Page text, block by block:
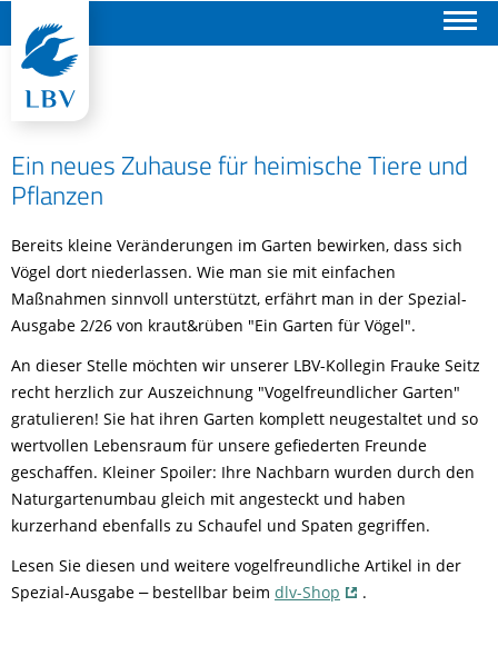
Ein neues Zuhause für heimische Tiere und
Pflanzen
Bereits kleine Veränderungen im Garten bewirken, dass sich
Vögel dort niederlassen. Wie man sie mit einfachen
Maßnahmen sinnvoll unterstützt, erfährt man in der Spezial-
Ausgabe 2/26 von kraut&rüben "Ein Garten für Vögel".
An dieser Stelle möchten wir unserer LBV-Kollegin Frauke Seitz
recht herzlich zur Auszeichnung "Vogelfreundlicher Garten"
gratulieren! Sie hat ihren Garten komplett neugestaltet und so
wertvollen Lebensraum für unsere gefiederten Freunde
geschaffen. Kleiner Spoiler: Ihre Nachbarn wurden durch den
Naturgartenumbau gleich mit angesteckt und haben
kurzerhand ebenfalls zu Schaufel und Spaten gegriffen.
Lesen Sie diesen und weitere vogelfreundliche Artikel in der
Spezial-Ausgabe –bestellbar beim dlv-Shop .